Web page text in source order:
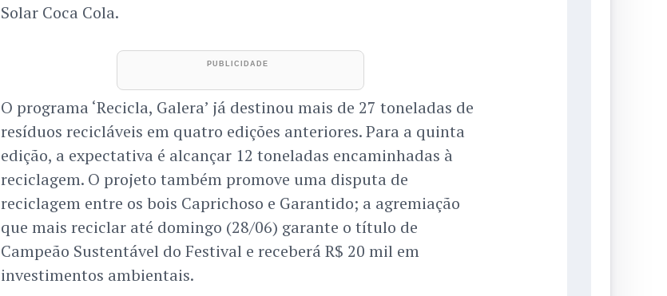
Solar Coca Cola.
O programa ‘Recicla, Galera’ já destinou mais de 27 toneladas de
resíduos recicláveis em quatro edições anteriores. Para a quinta
edição, a expectativa é alcançar 12 toneladas encaminhadas à
reciclagem. O projeto também promove uma disputa de
reciclagem entre os bois Caprichoso e Garantido; a agremiação
que mais reciclar até domingo (28/06) garante o título de
Campeão Sustentável do Festival e receberá R$ 20 mil em
investimentos ambientais.